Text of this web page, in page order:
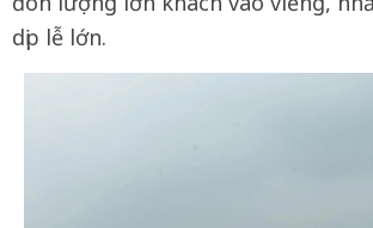
dịp lễ lớn.